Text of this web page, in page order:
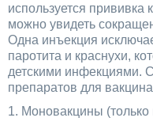
используется прививка
можно увидеть
Одна инъекция
паротита и краснухи,
детскими инфекциями.
препаратов для
1. Моновакцины (только